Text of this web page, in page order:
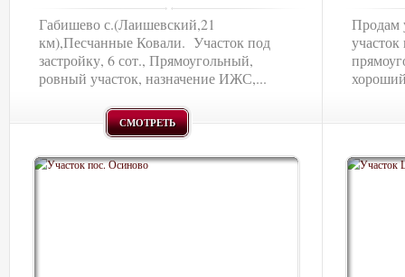
Габишево с.(Лаишевский,21
км),Песчанные Ковали. Участок под
застройку, 6 сот., Прямоугольный,
ровный участок, назначение ИЖС,...
СМОТРЕТЬ
Продам
участок